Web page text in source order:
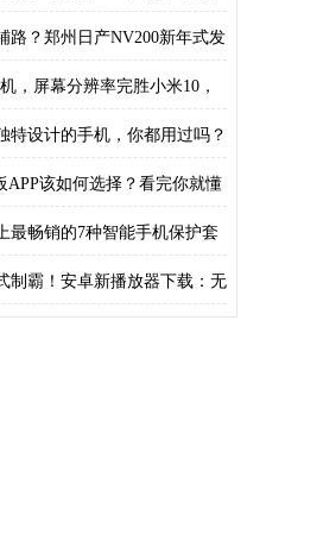
路？郑州日产NV200新年式发
，屏幕分辨率完胜小米10，
特设计的手机，你都用过吗？
APP该如何选择？看完你就懂
最畅销的7种智能手机保护套
制霸！安卓新播放器下载：无